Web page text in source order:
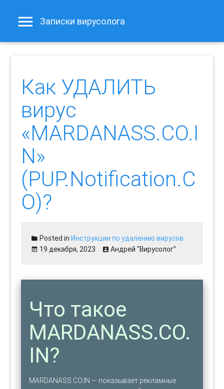
Записки вирусолога
Как УДАЛИТЬ
вирус
«MARDANASS.CO.I
N»
(PUP.Notification.C
O)?
Posted inИнструкции по удалению вирусов
19 декабря, 2023
Андрей "Вирусолог"
Что такое
MARDANASS.CO.
IN?
MARDANASS.CO.IN — показывает рекламные